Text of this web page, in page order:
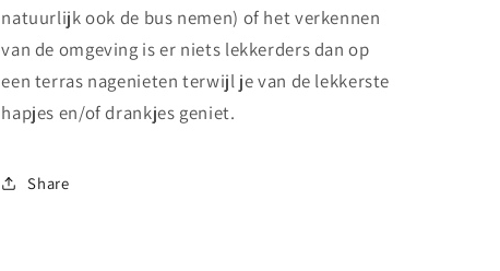
natuurlijk ook de bus nemen) of het verkennen
van de omgeving is er niets lekkerders dan op
een terras nagenieten terwijl je van de lekkerste
hapjes en/of drankjes geniet.
Share